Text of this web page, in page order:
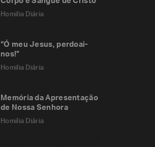
Homilia Diária
“Ó meu Jesus, perdoai-
nos!”
Homilia Diária
Memória da Apresentação
de Nossa Senhora
Homilia Diária